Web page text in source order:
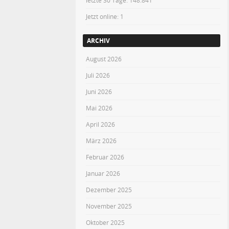
Jetzt online: 1
ARCHIV
August 2026
Juli 2026
Juni 2026
Mai 2026
April 2026
März 2026
Februar 2026
Januar 2026
Dezember 2025
November 2025
Oktober 2025